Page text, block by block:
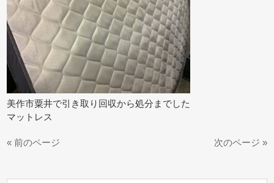
美作市粟井で引き取り回収から処分までした
マットレス
« 前のページ 次のページ »